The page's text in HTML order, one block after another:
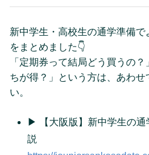
新中学生・高校生の通学準備
をまとめました👇
「定期券って結局どう買うの
ちが得？」という方は、あわせ
い。
▶ 【大阪版】新中学生の
説